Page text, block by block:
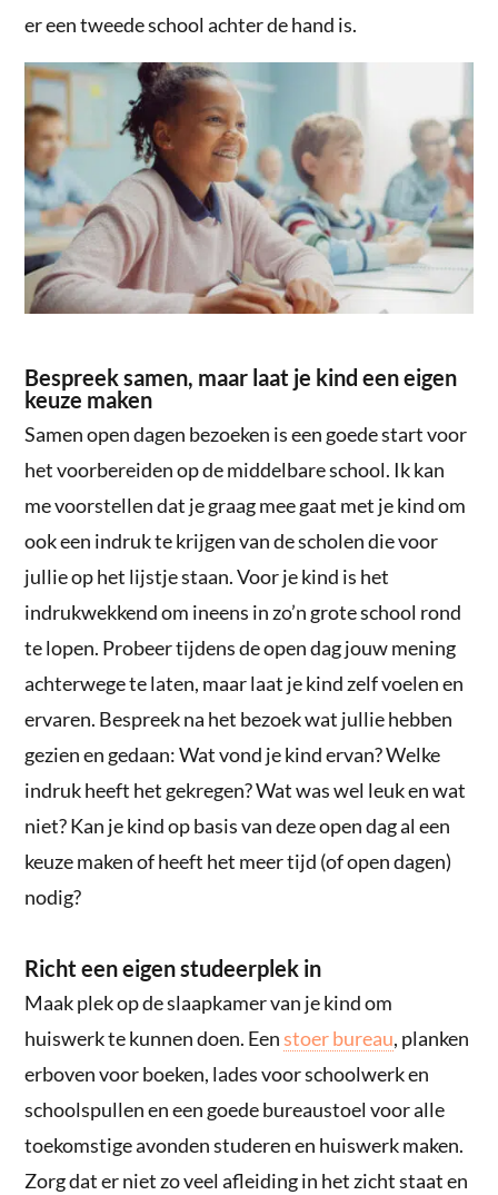
er een tweede school achter de hand is.
Bespreek samen, maar laat je kind een eigen
keuze maken
Samen open dagen bezoeken is een goede start voor
het voorbereiden op de middelbare school. Ik kan
me voorstellen dat je graag mee gaat met je kind om
ook een indruk te krijgen van de scholen die voor
jullie op het lijstje staan. Voor je kind is het
indrukwekkend om ineens in zo’n grote school rond
te lopen. Probeer tijdens de open dag jouw mening
achterwege te laten, maar laat je kind zelf voelen en
ervaren. Bespreek na het bezoek wat jullie hebben
gezien en gedaan: Wat vond je kind ervan? Welke
indruk heeft het gekregen? Wat was wel leuk en wat
niet? Kan je kind op basis van deze open dag al een
keuze maken of heeft het meer tijd (of open dagen)
nodig?
Richt een eigen studeerplek in
Maak plek op de slaapkamer van je kind om
huiswerk te kunnen doen. Eenstoer bureau, planken
erboven voor boeken, lades voor schoolwerk en
schoolspullen en een goede bureaustoel voor alle
toekomstige avonden studeren en huiswerk maken.
Zorg dat er niet zo veel afleiding in het zicht staat en